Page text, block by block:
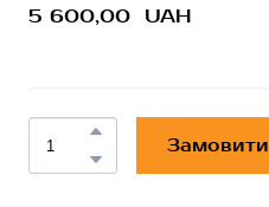
5 600,00  UAH
Замовити